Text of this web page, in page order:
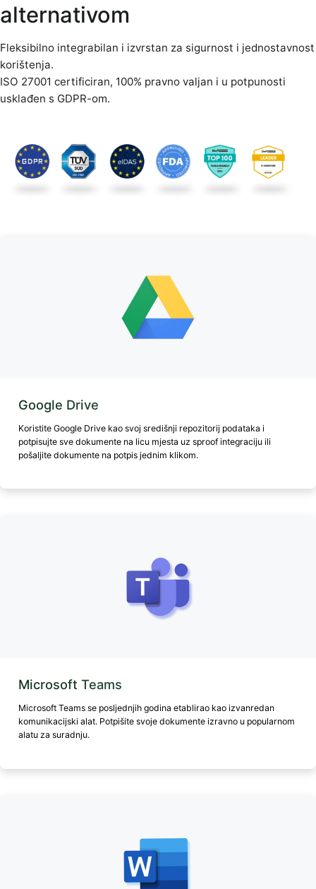
alternativom
Fleksibilno integrabilan i izvrstan za sigurnost i jednostavnost
korištenja.
ISO 27001 certificiran, 100% pravno valjan i u potpunosti
usklađen s GDPR-om.
Google Drive
Koristite Google Drive kao svoj središnji repozitorij podataka i
potpisujte sve dokumente na licu mjesta uz sproof integraciju ili
pošaljite dokumente na potpis jednim klikom.
Microsoft Teams
Microsoft Teams se posljednjih godina etablirao kao izvanredan
komunikacijski alat. Potpišite svoje dokumente izravno u popularnom
alatu za suradnju.